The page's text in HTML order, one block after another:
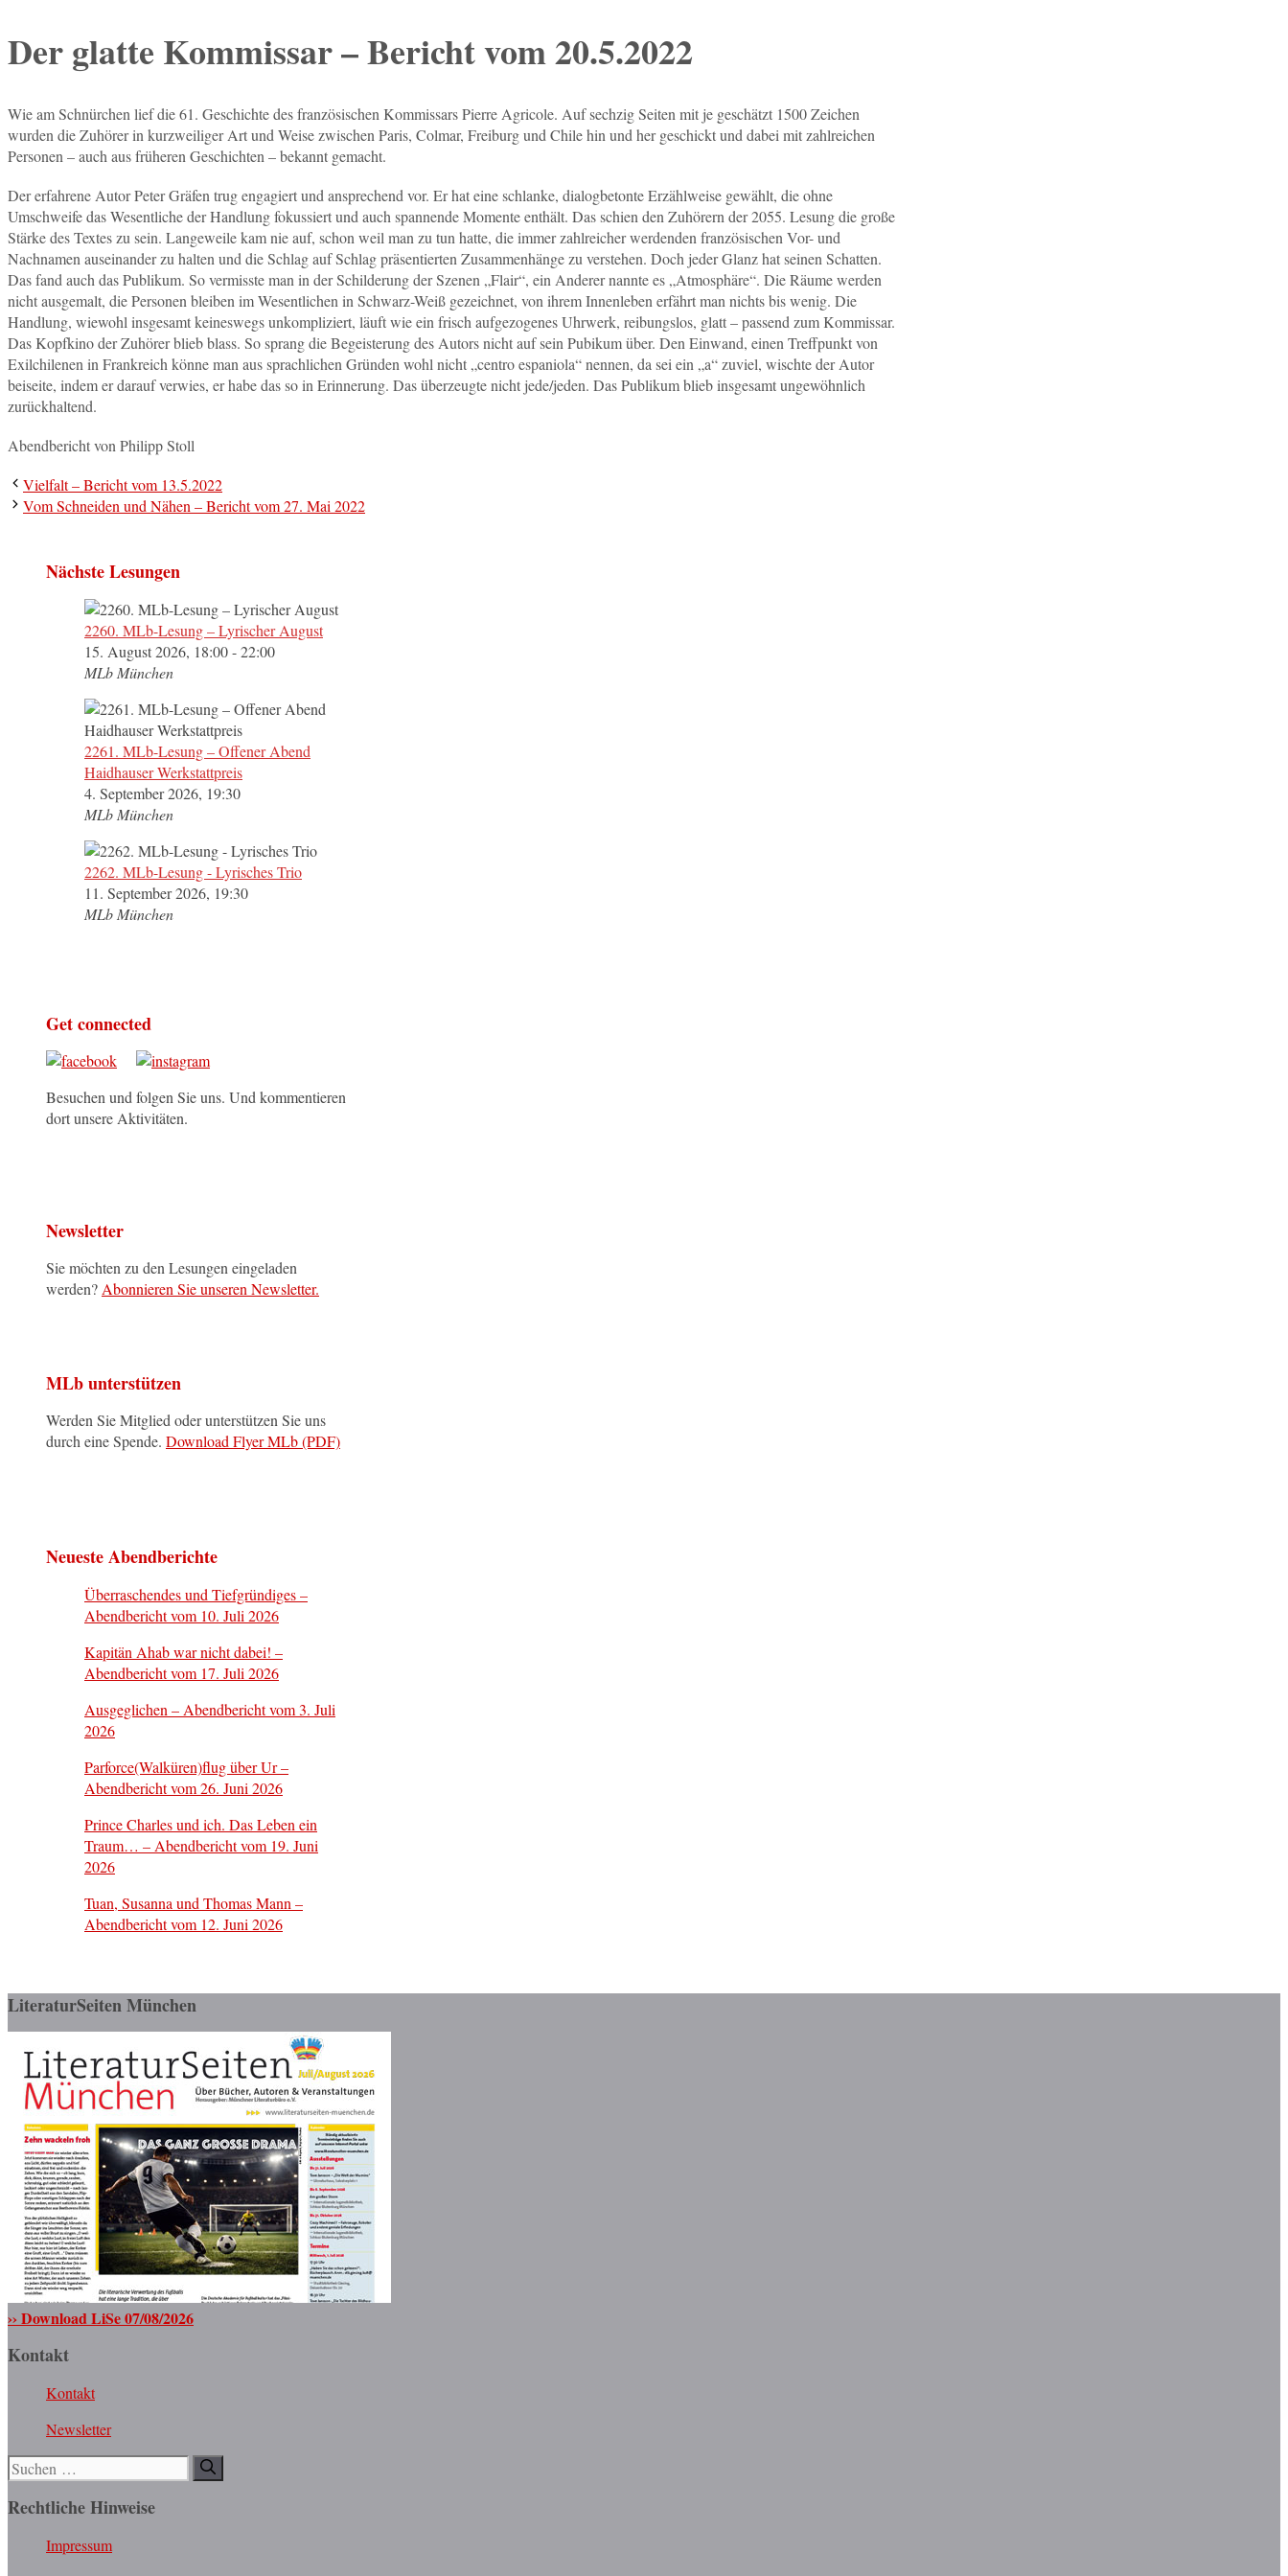
Der glatte Kommissar – Bericht vom 20.5.2022
Wie am Schnürchen lief die 61. Geschichte des französischen Kommissars Pierre Agricole. Auf sechzig Seiten mit je geschätzt 1500 Zeichen
wurden die Zuhörer in kurzweiliger Art und Weise zwischen Paris, Colmar, Freiburg und Chile hin und her geschickt und dabei mit zahlreichen
Personen – auch aus früheren Geschichten – bekannt gemacht.
Der erfahrene Autor Peter Gräfen trug engagiert und ansprechend vor. Er hat eine schlanke, dialogbetonte Erzählweise gewählt, die ohne
Umschweife das Wesentliche der Handlung fokussiert und auch spannende Momente enthält. Das schien den Zuhörern der 2055. Lesung die große
Stärke des Textes zu sein. Langeweile kam nie auf, schon weil man zu tun hatte, die immer zahlreicher werdenden französischen Vor- und
Nachnamen auseinander zu halten und die Schlag auf Schlag präsentierten Zusammenhänge zu verstehen. Doch jeder Glanz hat seinen Schatten.
Das fand auch das Publikum. So vermisste man in der Schilderung der Szenen „Flair“, ein Anderer nannte es „Atmosphäre“. Die Räume werden
nicht ausgemalt, die Personen bleiben im Wesentlichen in Schwarz-Weiß gezeichnet, von ihrem Innenleben erfährt man nichts bis wenig. Die
Handlung, wiewohl insgesamt keineswegs unkompliziert, läuft wie ein frisch aufgezogenes Uhrwerk, reibungslos, glatt – passend zum Kommissar.
Das Kopfkino der Zuhörer blieb blass. So sprang die Begeisterung des Autors nicht auf sein Pubikum über. Den Einwand, einen Treffpunkt von
Exilchilenen in Frankreich könne man aus sprachlichen Gründen wohl nicht „centro espaniola“ nennen, da sei ein „a“ zuviel, wischte der Autor
beiseite, indem er darauf verwies, er habe das so in Erinnerung. Das überzeugte nicht jede/jeden. Das Publikum blieb insgesamt ungewöhnlich
zurückhaltend.
Abendbericht von Philipp Stoll
Vielfalt – Bericht vom 13.5.2022
Vom Schneiden und Nähen – Bericht vom 27. Mai 2022
Nächste Lesungen
2260. MLb-Lesung – Lyrischer August
15. August 2026, 18:00 - 22:00
MLb München
2261. MLb-Lesung – Offener Abend
Haidhauser Werkstattpreis
4. September 2026, 19:30
MLb München
2262. MLb-Lesung - Lyrisches Trio
11. September 2026, 19:30
MLb München
Get connected
Besuchen und folgen Sie uns. Und kommentieren
dort unsere Aktivitäten.
Newsletter
Sie möchten zu den Lesungen eingeladen
werden?Abonnieren Sie unseren Newsletter.
MLb unterstützen
Werden Sie Mitglied oder unterstützen Sie uns
durch eine Spende. Download Flyer MLb (PDF)
Neueste Abendberichte
Überraschendes und Tiefgründiges –
Abendbericht vom 10. Juli 2026
Kapitän Ahab war nicht dabei! –
Abendbericht vom 17. Juli 2026
Ausgeglichen – Abendbericht vom 3. Juli
2026
Parforce(Walküren)flug über Ur –
Abendbericht vom 26. Juni 2026
Prince Charles und ich. Das Leben ein
Traum… – Abendbericht vom 19. Juni
2026
Tuan, Susanna und Thomas Mann –
Abendbericht vom 12. Juni 2026
LiteraturSeiten München
›› Download LiSe 07/08/2026
Kontakt
Kontakt
Newsletter
Suchen
nach:
Rechtliche Hinweise
Impressum